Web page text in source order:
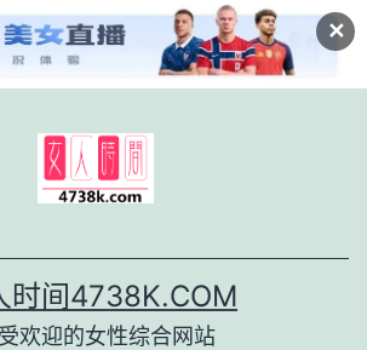
✕
时间4738K.COM
欢迎的女性综合网站